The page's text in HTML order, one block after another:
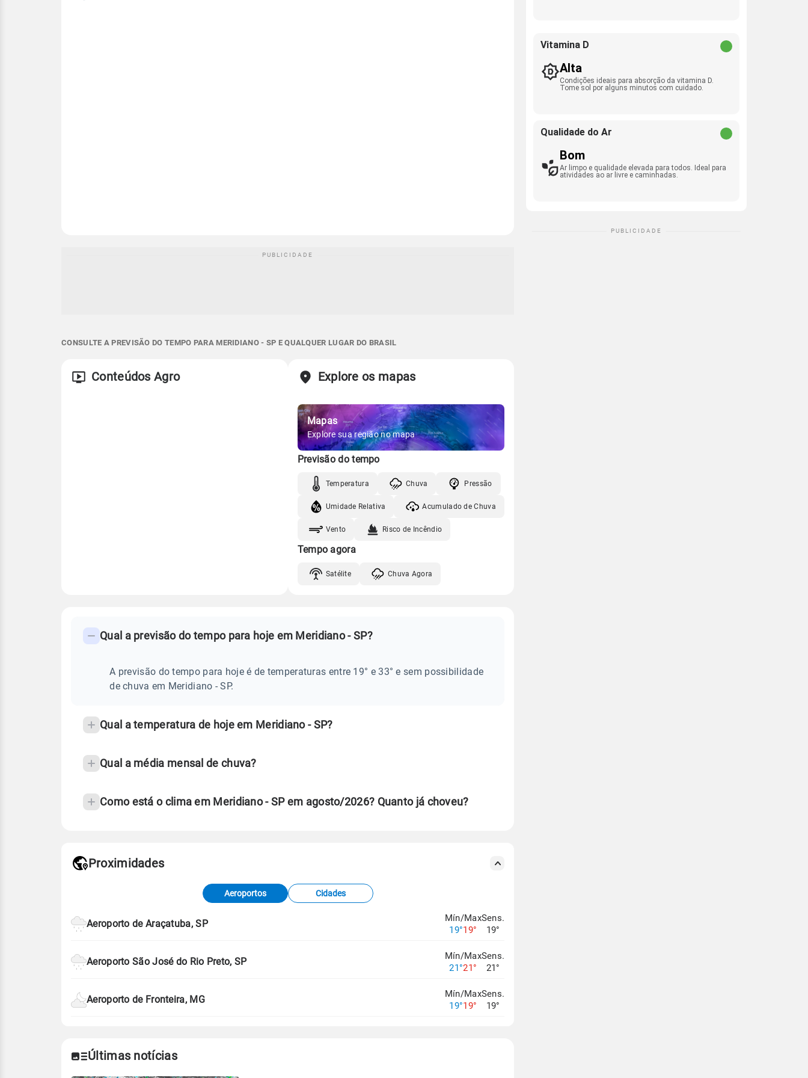
CONSULTE A PREVISÃO DO TEMPO PARA MERIDIANO - SP E QUALQUER LUGAR DO BRASIL
Conteúdos Agro Explore os mapas
Mapas
Explore sua região no mapa
Previsão do tempo
Temperatura Chuva Pressão
Umidade Relativa Acumulado de Chuva
Vento Risco de Incêndio
Tempo agora
Satélite Chuva Agora
PREVISÃO
frequentes
temperatura
Qual a previsão do tempo para hoje em Meridiano - SP?
A previsão do tempo para hoje é de temperaturas entre 19° e 33° e sem possibilidade
de chuva em Meridiano - SP.
Qual a temperatura de hoje em Meridiano - SP?
Qual a média mensal de chuva?
Como está o clima em Meridiano - SP em agosto/2026? Quanto já choveu?
de Tempo e Estudos Climáticos (CPTEC).
Proximidades
Aeroportos Cidades
Aeroporto de Araçatuba, SP
Mín/Max
19°19°
Sens.
19°
Aeroporto São José do Rio Preto, SP
Mín/Max
21°21°
Sens.
21°
Aeroporto de Fronteira, MG
Mín/Max
19°19°
Sens.
19°
Últimas notícias
Vitamina D
Alta
Condições ideais para absorção da vitamina D.
Tome sol por alguns minutos com cuidado.
Qualidade do Ar
Bom
Ar limpo e qualidade elevada para todos. Ideal para
atividades ao ar livre e caminhadas.